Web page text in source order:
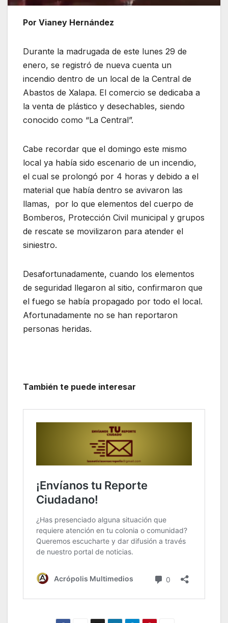
Por Vianey Hernández
Durante la madrugada de este lunes 29 de
enero, se registró de nueva cuenta un
incendio dentro de un local de la Central de
Abastos de Xalapa. El comercio se dedicaba a
la venta de plástico y desechables, siendo
conocido como “La Central”.
Cabe recordar que el domingo este mismo
local ya había sido escenario de un incendio,
el cual se prolongó por 4 horas y debido a el
material que había dentro se avivaron las
llamas, por lo que elementos del cuerpo de
Bomberos, Protección Civil municipal y grupos
de rescate se movilizaron para atender el
siniestro.
Desafortunadamente, cuando los elementos
de seguridad llegaron al sitio, confirmaron que
el fuego se había propagado por todo el local.
Afortunadamente no se han reportaron
personas heridas.
También te puede interesar